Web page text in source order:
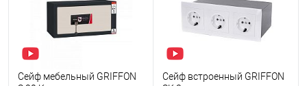
Сейф мебельный GRIFFON
Сейф встроенный GRIFFON